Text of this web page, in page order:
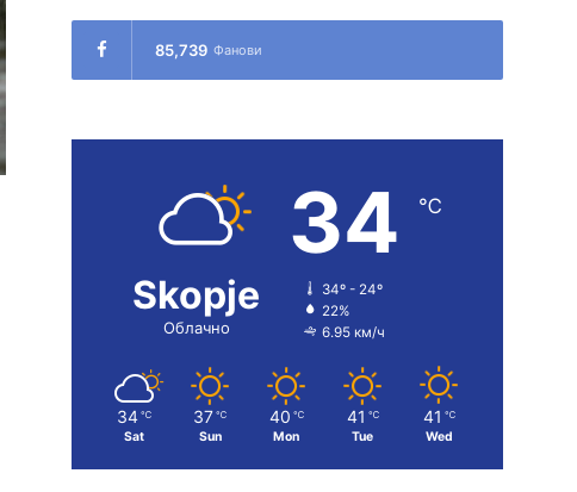
85,739 Фанови
Skopje
Облачно
34 ℃
34º - 24º
22%
6.95 км/ч
34 ℃
Sat
37 ℃
Sun
40 ℃
Mon
41 ℃
Tue
41 ℃
Wed